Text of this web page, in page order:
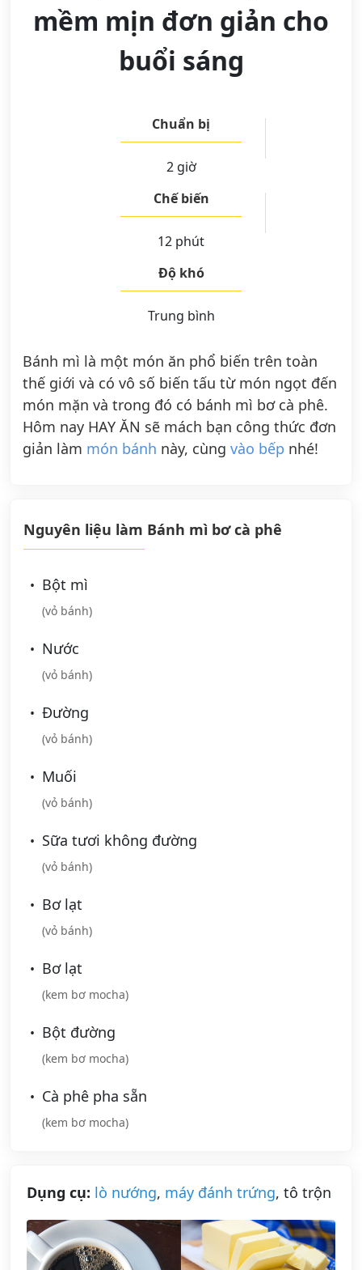
mềm mịn đơn giản cho
buổi sáng
Chuẩn bị
2 giờ
Chế biến
12 phút
Độ khó
Trung bình
Bánh mì là một món ăn phổ biến trên toàn
thế giới và có vô số biến tấu từ món ngọt đến
món mặn và trong đó có bánh mì bơ cà phê.
Hôm nay HAY ĂN sẽ mách bạn công thức đơn
giản làm món bánh này, cùng vào bếp nhé!
Nguyên liệu làm Bánh mì bơ cà phê
Bột mì
(vỏ bánh)
Nước
(vỏ bánh)
Đường
(vỏ bánh)
Muối
(vỏ bánh)
Sữa tươi không đường
(vỏ bánh)
Bơ lạt
(vỏ bánh)
Bơ lạt
(kem bơ mocha)
Bột đường
(kem bơ mocha)
Cà phê pha sẵn
(kem bơ mocha)
Dụng cụ: lò nướng, máy đánh trứng, tô trộn